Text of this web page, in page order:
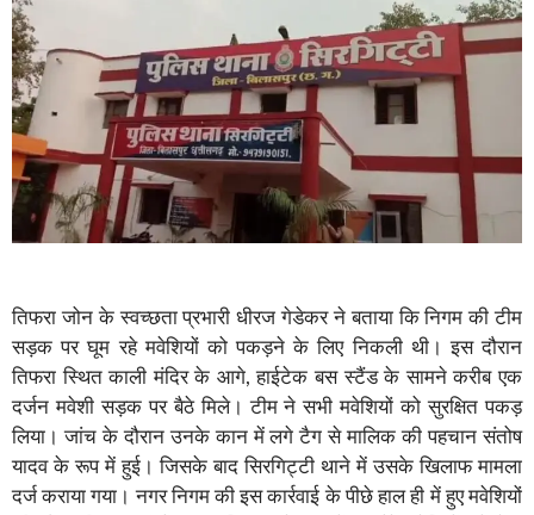
तिफरा जोन के स्वच्छता प्रभारी धीरज गेडेकर ने बताया कि निगम की टीम
सड़क पर घूम रहे मवेशियों को पकड़ने के लिए निकली थी। इस दौरान
तिफरा स्थित काली मंदिर के आगे, हाईटेक बस स्टैंड के सामने करीब एक
दर्जन मवेशी सड़क पर बैठे मिले। टीम ने सभी मवेशियों को सुरक्षित पकड़
लिया। जांच के दौरान उनके कान में लगे टैग से मालिक की पहचान संतोष
यादव के रूप में हुई। जिसके बाद सिरगिट्टी थाने में उसके खिलाफ मामला
दर्ज कराया गया। नगर निगम की इस कार्रवाई के पीछे हाल ही में हुए मवेशियों